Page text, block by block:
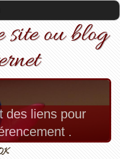
site ou blog
des liens pour
.